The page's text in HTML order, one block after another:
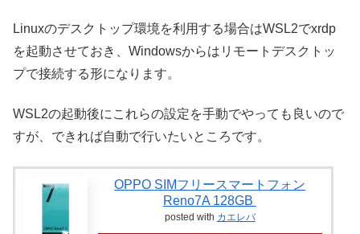
Linuxのデスクトップ環境を利用する場合はWSL2でxrdp
を起動させておき、Windowsからはリモートデスクトッ
プで接続する形になります。
WSL2の起動後にこれらの設定を手動でやっても良いので
すが、できれば自動で行いたいところです。
OPPO SIMフリースマートフォン
Reno7A 128GB
posted with カエレバ